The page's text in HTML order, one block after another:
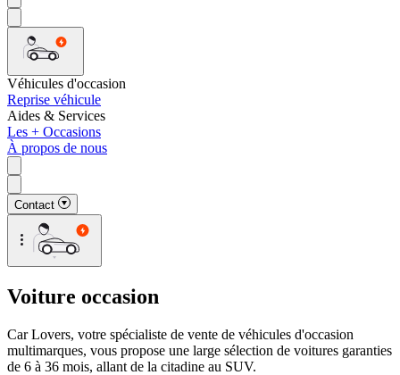
Véhicules d'occasion
Reprise véhicule
Aides & Services
Les + Occasions
À propos de nous
Contact
Voiture occasion
Car Lovers, votre spécialiste de vente de véhicules d'occasion
multimarques, vous propose une large sélection de voitures garanties
de 6 à 36 mois, allant de la citadine au SUV.